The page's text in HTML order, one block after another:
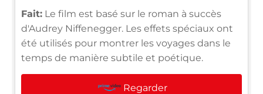
Fait: Le film est basé sur le roman à succès
d'Audrey Niffenegger. Les effets spéciaux ont
été utilisés pour montrer les voyages dans le
temps de manière subtile et poétique.
Regarder